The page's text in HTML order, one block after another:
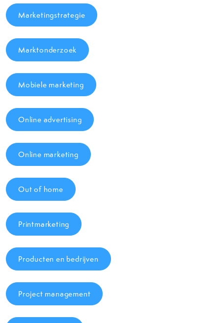
Marketingstrategie
Marktonderzoek
Mobiele marketing
Online advertising
Online marketing
Out of home
Printmarketing
Producten en bedrijven
Project management